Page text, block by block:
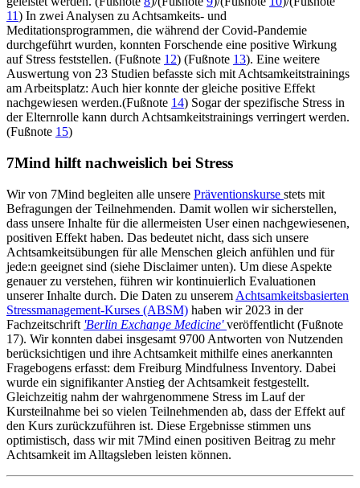
11) In zwei Analysen zu Achtsamkeits- und
Meditationsprogrammen, die während der Covid-Pandemie
durchgeführt wurden, konnten Forschende eine positive Wirkung
auf Stress feststellen. (Fußnote 12) (Fußnote 13). Eine weitere
Auswertung von 23 Studien befasste sich mit Achtsamkeitstrainings
am Arbeitsplatz: Auch hier konnte der gleiche positive Effekt
nachgewiesen werden.(Fußnote 14) Sogar der spezifische Stress in
der Elternrolle kann durch Achtsamkeitstrainings verringert werden.
(Fußnote 15)
7Mind hilft nachweislich bei Stress
Wir von 7Mind begleiten alle unsere Präventionskurse stets mit
Befragungen der Teilnehmenden. Damit wollen wir sicherstellen,
dass unsere Inhalte für die allermeisten User einen nachgewiesenen,
positiven Effekt haben. Das bedeutet nicht, dass sich unsere
Achtsamkeitsübungen für alle Menschen gleich anfühlen und für
jede:n geeignet sind (siehe Disclaimer unten). Um diese Aspekte
genauer zu verstehen, führen wir kontinuierlich Evaluationen
unserer Inhalte durch. Die Daten zu unserem Achtsamkeitsbasierten
Stressmanagement-Kurses (ABSM) haben wir 2023 in der
Fachzeitschrift 'Berlin Exchange Medicine'veröffentlicht (Fußnote
17). Wir konnten dabei insgesamt 9700 Antworten von Nutzenden
berücksichtigen und ihre Achtsamkeit mithilfe eines anerkannten
Fragebogens erfasst: dem Freiburg Mindfulness Inventory. Dabei
wurde ein signifikanter Anstieg der Achtsamkeit festgestellt.
Gleichzeitig nahm der wahrgenommene Stress im Lauf der
Kursteilnahme bei so vielen Teilnehmenden ab, dass der Effekt auf
den Kurs zurückzuführen ist. Diese Ergebnisse stimmen uns
optimistisch, dass wir mit 7Mind einen positiven Beitrag zu mehr
Achtsamkeit im Alltagsleben leisten können.